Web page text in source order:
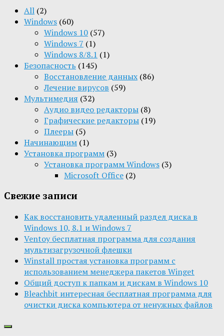
All (2)
Windows (60)
Windows 10 (57)
Windows 7 (1)
Windows 8/8.1 (1)
Безопасность (145)
Восстановление данных (86)
Лечение вирусов (59)
Мультимедия (32)
Aудио видео редакторы (8)
Графические редакторы (19)
Плееры (5)
Начинающим (1)
Установка программ (3)
Установка программ Windows (3)
Microsoft Office (2)
Свежие записи
Как восстановить удаленный раздел диска в
Windows 10, 8.1 и Windows 7
Ventoy бесплатная программа для создания
мультизагрузочной флешки
Winstall простая установка программ с
использованием менеджера пакетов Winget
Общий доступ к папкам и дискам в Windows 10
Bleachbit интересная бесплатная программа для
очистки диска компьютера от ненужных файлов